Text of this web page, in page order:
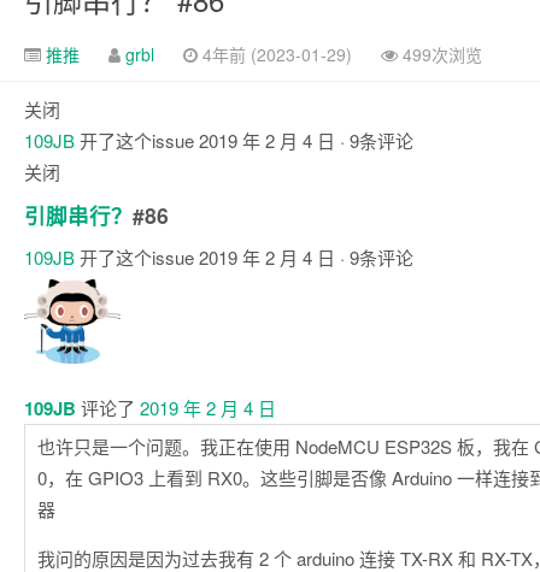
推推 grbl 4年前 (2023-01-29) 499次浏览
关闭
109JB开了这个issue2019 年 2 月 4 日 · 9条评论
关闭
引脚串行？ #86
109JB开了这个issue2019 年 2 月 4 日 · 9条评论
注
109JB 评论了 2019 年 2 月 4 日
也许只是一个问题。我正在使用 NodeMCU ESP32S 板，我在
0，在 GPIO3 上看到 RX0。这些引脚是否像 Arduino 一样连接
器
我问的原因是因为过去我有 2 个 arduino 连接 TX-RX 和 RX-